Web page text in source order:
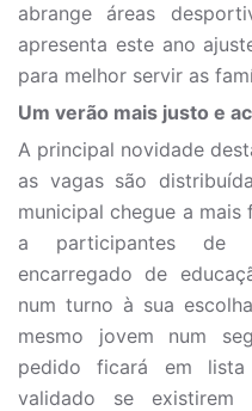
abrange áreas
apresenta este ano
para melhor servir as
Um verão mais justo e
A principal novidade
as vagas são
municipal chegue a
a participantes de
encarregado de
num turno à sua
mesmo jovem num
pedido ficará em
validado se existirem